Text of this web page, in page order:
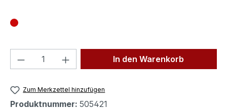
Produkt Anzahl: Gib denIn den Warenkorb
Zum Merkzettel hinzufügen
Produktnummer: 505421